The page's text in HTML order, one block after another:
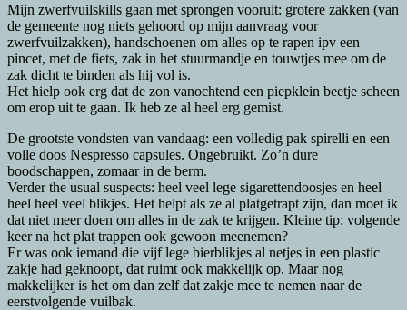
Mijn zwerfvuilskills gaan met sprongen vooruit: grotere zakken (van
de gemeente nog niets gehoord op mijn aanvraag voor
zwerfvuilzakken), handschoenen om alles op te rapen ipv een
pincet, met de fiets, zak in het stuurmandje en touwtjes mee om de
zak dicht te binden als hij vol is.
Het hielp ook erg dat de zon vanochtend een piepklein beetje scheen
om erop uit te gaan. Ik heb ze al heel erg gemist.
De grootste vondsten van vandaag: een volledig pak spirelli en een
volle doos Nespresso capsules. Ongebruikt. Zo’n dure
boodschappen, zomaar in de berm.
Verder the usual suspects: heel veel lege sigarettendoosjes en heel
heel heel veel blikjes. Het helpt als ze al platgetrapt zijn, dan moet ik
dat niet meer doen om alles in de zak te krijgen. Kleine tip: volgende
keer na het plat trappen ook gewoon meenemen?
Er was ook iemand die vijf lege bierblikjes al netjes in een plastic
zakje had geknoopt, dat ruimt ook makkelijk op. Maar nog
makkelijker is het om dan zelf dat zakje mee te nemen naar de
eerstvolgende vuilbak.